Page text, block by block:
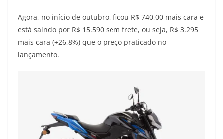
Agora, no início de outubro, ficou R$ 740,00 mais cara e
está saindo por R$ 15.590 sem frete, ou seja, R$ 3.295
mais cara (+26,8%) que o preço praticado no
lançamento.